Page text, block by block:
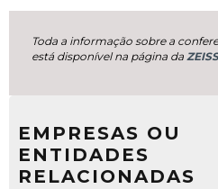
Toda a informação sobre a
está disponível na página da
EMPRESAS OU
ENTIDADES
RELACIONADAS